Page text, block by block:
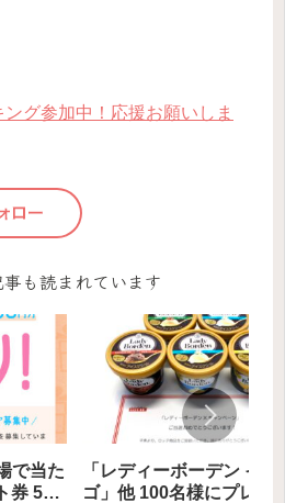
グ参加中！応援お願いしま
も読まれています
で当た
券 500
「レディーボーデン イチ
ゴ」他 100名様にプレゼ